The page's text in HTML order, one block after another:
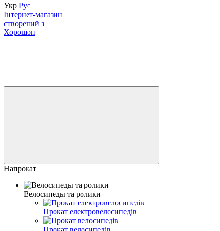
Укр Рус
Інтернет-магазин
створений з
Хорошоп
Напрокат
Велосипеды та ролики
Прокат електровелосипедів
Прокат велосипедів